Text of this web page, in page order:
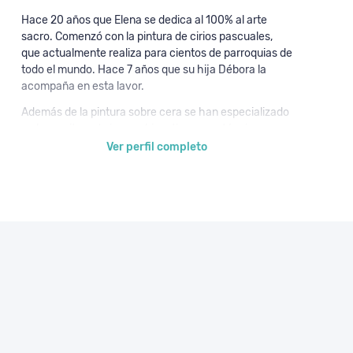
Hace 20 años que Elena se dedica al 100% al arte
sacro. Comenzó con la pintura de cirios pascuales,
que actualmente realiza para cientos de parroquias de
todo el mundo. Hace 7 años que su hija Débora la
acompaña en esta lavor.
Además de la pintura sobre cera se han especializado
tradicionales aprendidas de distintos maestros
Ver perfil completo